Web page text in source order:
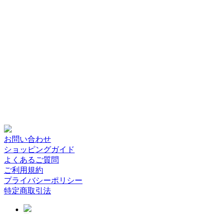
お問い合わせ
ショッピングガイド
よくあるご質問
ご利用規約
プライバシーポリシー
特定商取引法